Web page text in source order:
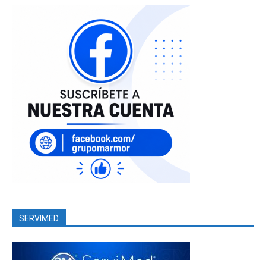
SERVIMED